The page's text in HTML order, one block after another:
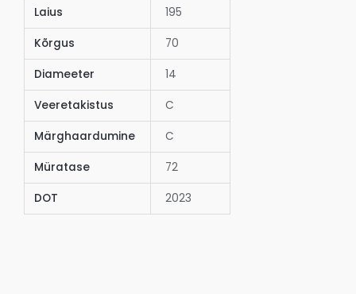
Laius 195
Kõrgus 70
Diameeter 14
Veeretakistus C
Märghaardumine C
Müratase 72
DOT 2023